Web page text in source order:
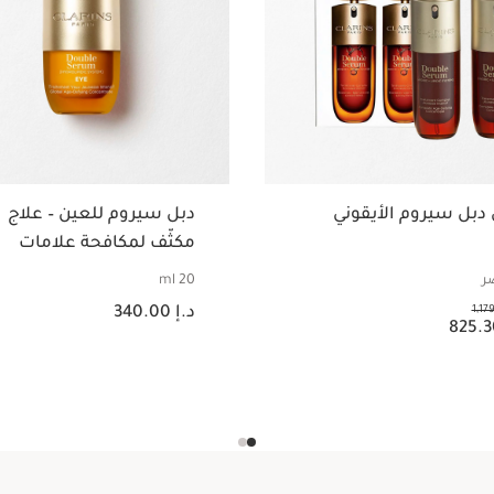
دبل سيروم الأيقوني
825.30
دبل سيروم للعين – علاج
مكثّف لمكافحة علامات
التقدّم في السن لمنطقة
العين
20 ml
السعر الحالي هو د.إ 340.00
د.إ 340.00